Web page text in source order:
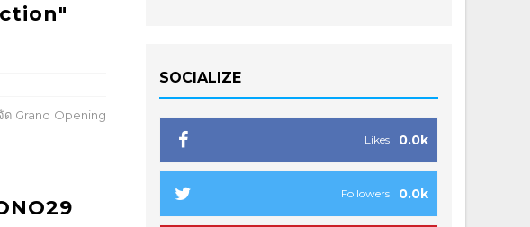
ด Grand Opening
SOCIALIZE
0.0k
Likes
0.0k
Followers